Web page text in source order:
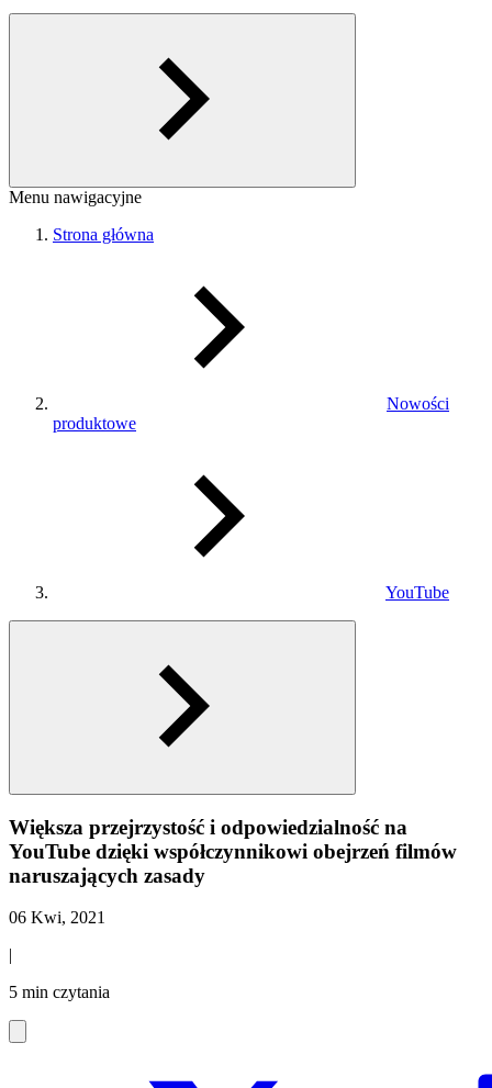
Menu nawigacyjne
Strona główna
Nowości
produktowe
YouTube
Większa przejrzystość i odpowiedzialność na
YouTube dzięki współczynnikowi obejrzeń filmów
naruszających zasady
06 Kwi, 2021
|
5 min czytania